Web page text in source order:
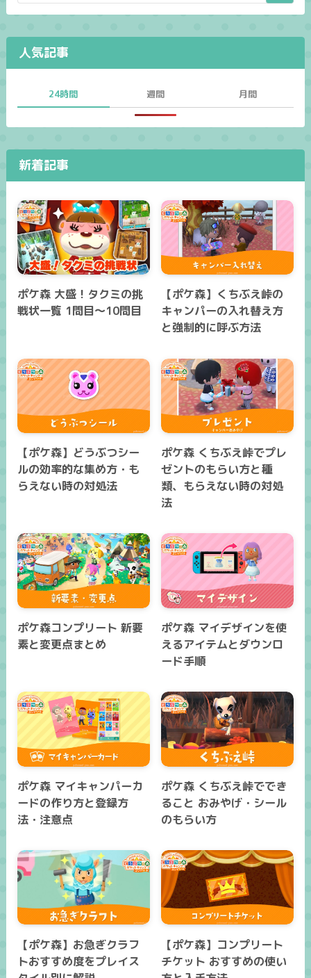
人気記事
24時間 週間 月間
新着記事
ポケ森 大盛！タクミの挑
戦状一覧 1問目～10問目
【ポケ森】くちぶえ峠の
キャンパーの入れ替え方
と強制的に呼ぶ方法
【ポケ森】どうぶつシー
ルの効率的な集め方・も
らえない時の対処法
ポケ森 くちぶえ峠でプレ
ゼントのもらい方と種
類、もらえない時の対処
法
ポケ森コンプリート 新要
素と変更点まとめ
ポケ森 マイデザインを使
えるアイテムとダウンロ
ード手順
ポケ森 マイキャンパーカ
ードの作り方と登録方
法・注意点
ポケ森 くちぶえ峠ででき
ること おみやげ・シール
のもらい方
【ポケ森】お急ぎクラフ
トおすすめ度をプレイス
【ポケ森】コンプリート
チケット おすすめの使い